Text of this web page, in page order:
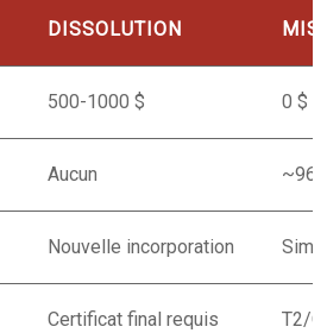
DISSOLUTION
500-1000 $ 0 $
Aucun ~96
Nouvelle incorporation
Certificat final requis T2/